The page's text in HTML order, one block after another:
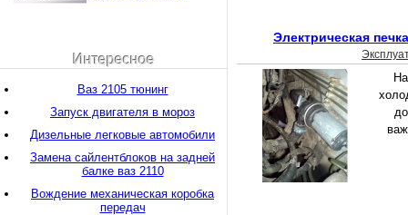
Электрическая
Интересное
Ваз 2105 тюнинг
Запуск двигателя в мороз
Дизельные легковые автомобили
Замена сайлентблоков на задней
балке ваз 2110
Вождение механическая коробка
передач